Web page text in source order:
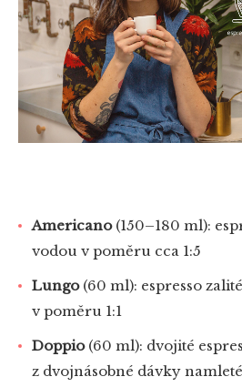
Americano(150–180 ml):
vodou v poměru cca 1:5
Lungo(60 ml): espresso
v poměru 1:1
Doppio(60 ml): dvojité
z dvojnásobné dávky